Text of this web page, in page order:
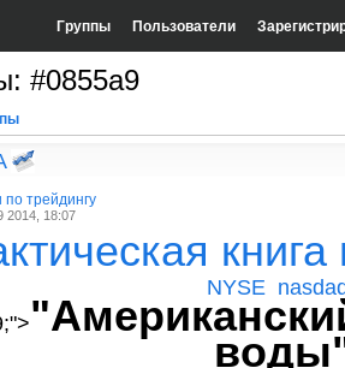
Группы Пользователи
#0855a9
по трейдингу
2014, 18:07
NYSE
;">